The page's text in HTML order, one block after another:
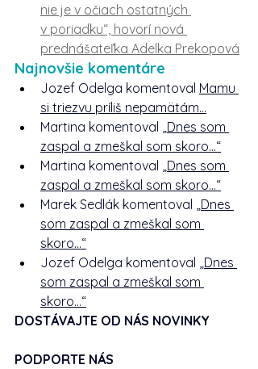
nie je v očiach ostatných
v poriadku“, hovorí nová
prednášateľka Adelka Prekopová
Najnovšie komentáre
Jozef Odelga komentoval Mamu
si triezvu príliš nepamätám…
Martina komentoval „Dnes som
zaspal a zmeškal som skoro…“
Martina komentoval „Dnes som
zaspal a zmeškal som skoro…“
Marek Sedlák komentoval „Dnes
som zaspal a zmeškal som
skoro…“
Jozef Odelga komentoval „Dnes
som zaspal a zmeškal som
skoro…“
DOSTÁVAJTE OD NÁS NOVINKY
PODPORTE NÁS